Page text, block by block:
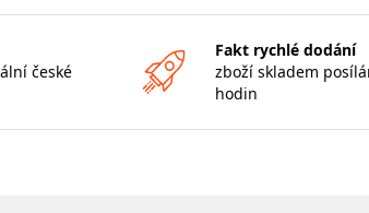
české
Fakt rychlé dodání
zboží skladem
hodin